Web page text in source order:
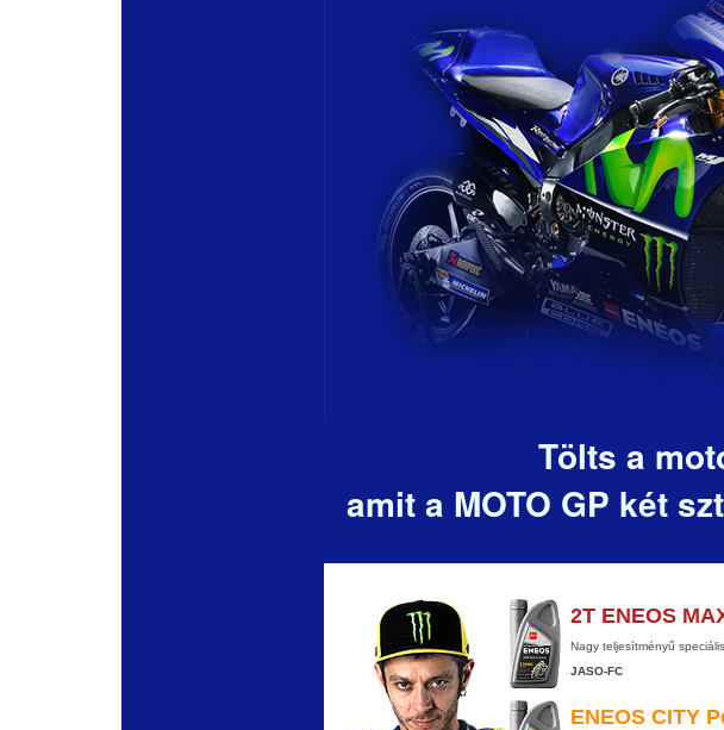
Tölts a
amit a MOTO GP két
2T ENEOS
Nagy teljesítményű
JASO-FC
ENEOS CITY